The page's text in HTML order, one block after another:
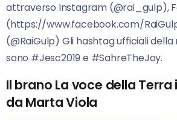
attraverso Instagram (@rai_gulp),
(https://www.facebook.com/
(@RaiGulp) Gli hashtag ufficiali
sono #Jesc2019 e #SahreTheJoy.
Il brano La voce della
da Marta Viola